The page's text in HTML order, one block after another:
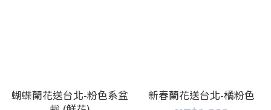
蝴蝶蘭花送台北-粉色系盆
新春蘭花送台北-橘粉色